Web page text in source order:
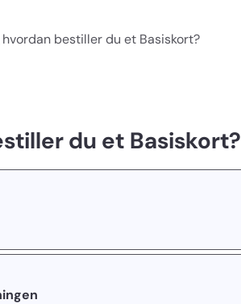
hvordan bestiller du et Basiskort?
du et Basiskort?